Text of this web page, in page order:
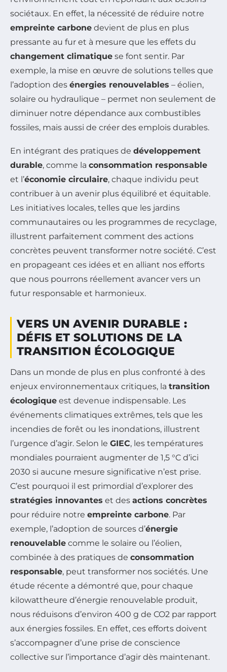
sociétaux. En effet, la nécessité de réduire notre
empreinte carbone devient de plus en plus
pressante au fur et à mesure que les effets du
changement climatique se font sentir. Par
exemple, la mise en œuvre de solutions telles que
l’adoption des énergies renouvelables – éolien,
solaire ou hydraulique – permet non seulement de
diminuer notre dépendance aux combustibles
fossiles, mais aussi de créer des emplois durables.
En intégrant des pratiques de développement
durable, comme la consommation responsable
et l’économie circulaire, chaque individu peut
contribuer à un avenir plus équilibré et équitable.
Les initiatives locales, telles que les jardins
communautaires ou les programmes de recyclage,
illustrent parfaitement comment des actions
concrètes peuvent transformer notre société. C’est
en propageant ces idées et en alliant nos efforts
que nous pourrons réellement avancer vers un
futur responsable et harmonieux.
VERS UN AVENIR DURABLE :
DÉFIS ET SOLUTIONS DE LA
TRANSITION ÉCOLOGIQUE
Dans un monde de plus en plus confronté à des
enjeux environnementaux critiques, la transition
écologique est devenue indispensable. Les
événements climatiques extrêmes, tels que les
incendies de forêt ou les inondations, illustrent
l’urgence d’agir. Selon le GIEC, les températures
mondiales pourraient augmenter de 1,5 °C d’ici
2030 si aucune mesure significative n’est prise.
C’est pourquoi il est primordial d’explorer des
stratégies innovantes et des actions concrètes
pour réduire notre empreinte carbone. Par
exemple, l’adoption de sources d’énergie
renouvelable comme le solaire ou l’éolien,
combinée à des pratiques de consommation
responsable, peut transformer nos sociétés. Une
étude récente a démontré que, pour chaque
kilowattheure d’énergie renouvelable produit,
nous réduisons d’environ 400 g de CO2 par rapport
aux énergies fossiles. En effet, ces efforts doivent
s’accompagner d’une prise de conscience
collective sur l’importance d’agir dès maintenant.